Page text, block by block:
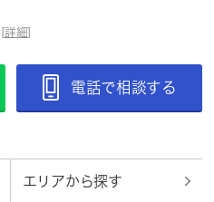
詳細
電話で相談する
エリアから探す